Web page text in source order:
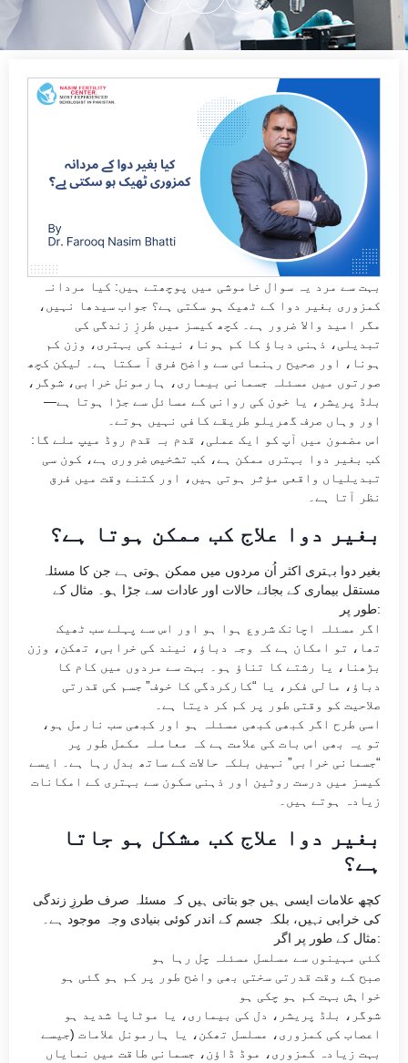
بہت سے مرد یہ سوال خاموشی میں پوچھتے ہیں: کیا مردانہ
کمزوری بغیر دوا کے ٹھیک ہو سکتی ہے؟ جواب سیدھا نہیں،
مگر امید والا ضرور ہے۔ کچھ کیسز میں طرزِ زندگی کی
تبدیلی، ذہنی دباؤ کا کم ہونا، نیند کی بہتری، وزن کم
ہونا، اور صحیح رہنمائی سے واضح فرق آ سکتا ہے۔ لیکن کچھ
صورتوں میں مسئلہ جسمانی بیماری، ہارمونل خرابی، شوگر،
بلڈ پریشر، یا خون کی روانی کے مسائل سے جڑا ہوتا ہے—
اور وہاں صرف گھریلو طریقے کافی نہیں ہوتے۔
اس مضمون میں آپ کو ایک عملی، قدم بہ قدم روڈ میپ ملے گا:
کب بغیر دوا بہتری ممکن ہے، کب تشخیص ضروری ہے، کون سی
تبدیلیاں واقعی مؤثر ہوتی ہیں، اور کتنے وقت میں فرق
نظر آتا ہے۔
بغیر دوا علاج کب ممکن ہوتا ہے؟
بغیر دوا بہتری اکثر اُن مردوں میں ممکن ہوتی ہے جن کا مسئلہ
مستقل بیماری کے بجائے حالات اور عادات سے جڑا ہو۔ مثال کے
طور پر:
اگر مسئلہ اچانک شروع ہوا ہو اور اس سے پہلے سب ٹھیک
تھا، تو امکان ہے کہ وجہ دباؤ، نیند کی خرابی، تھکن، وزن
بڑھنا، یا رشتے کا تناؤ ہو۔ بہت سے مردوں میں کام کا
دباؤ، مالی فکر، یا “کارکردگی کا خوف” جسم کی قدرتی
صلاحیت کو وقتی طور پر کم کر دیتا ہے۔
اسی طرح اگر کبھی کبھی مسئلہ ہو اور کبھی سب نارمل ہو،
تو یہ بھی اس بات کی علامت ہے کہ معاملہ مکمل طور پر
“جسمانی خرابی” نہیں بلکہ حالات کے ساتھ بدل رہا ہے۔ ایسے
کیسز میں درست روٹین اور ذہنی سکون سے بہتری کے امکانات
زیادہ ہوتے ہیں۔
بغیر دوا علاج کب مشکل ہو جاتا
ہے؟
کچھ علامات ایسی ہیں جو بتاتی ہیں کہ مسئلہ صرف طرزِ زندگی
کی خرابی نہیں، بلکہ جسم کے اندر کوئی بنیادی وجہ موجود ہے۔
مثال کے طور پر اگر:
کئی مہینوں سے مسلسل مسئلہ چل رہا ہو
صبح کے وقت قدرتی سختی بھی واضح طور پر کم ہو گئی ہو
خواہش بہت کم ہو چکی ہو
شوگر، بلڈ پریشر، دل کی بیماری، یا موٹاپا شدید ہو
اعصاب کی کمزوری، مسلسل تھکن، یا ہارمونل علامات (جیسے
بہت زیادہ کمزوری، موڈ ڈاؤن، جسمانی طاقت میں نمایاں